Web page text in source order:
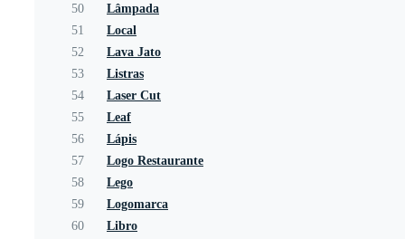
50
Lâmpada
51
Local
52
Lava Jato
53
Listras
54
Laser Cut
55
Leaf
56
Lápis
57
Logo Restaurante
58
Lego
59
Logomarca
60
Libro